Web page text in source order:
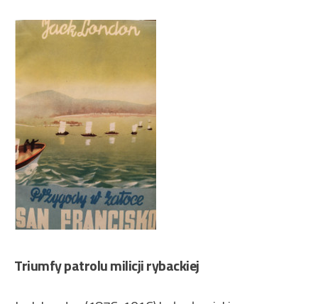
Triumfy patrolu milicji rybackiej